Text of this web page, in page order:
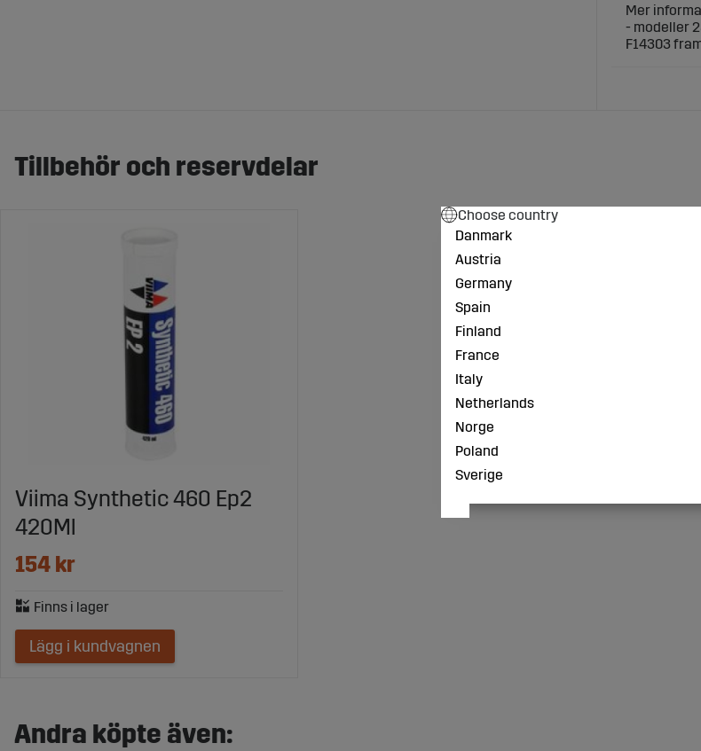
Mer
- modeller
F14303
Tillbehör och reservdelar
Viima Synthetic 460 Ep2
420Ml
154 kr
Lägg i kundvagnen
Andra köpte även:
Choose country
Danmark
Austria
Germany
Spain
Finland
France
Italy
Netherlands
Norge
Poland
Sverige